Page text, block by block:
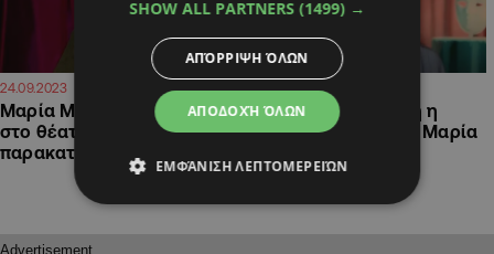
24.09.2023
Μαρία Μίχα: Η πορεία της
στο θέατρο και η τεράστια
παρακαταθήκη που αφήνει
24.09.2023 16:52
«Έφυγε» από τη ζωή η
σπουδαία ηθοποιός, Μαρία
SHOW ALL PARTNERS (1499) →
ΑΠΟΔΟΧΉ ΌΛΩΝ
ΑΠΌΡΡΙΨΗ ΌΛΩΝ
ΕΜΦΆΝΙΣΗ ΛΕΠΤΟΜΕΡΕΙΏΝ